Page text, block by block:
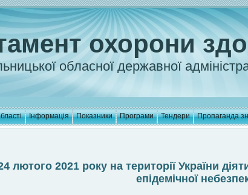
охорони
обласної державної
Інформація Показники Програми Тендери Пропаганда
лютого 2021 року на території України
епідемічної